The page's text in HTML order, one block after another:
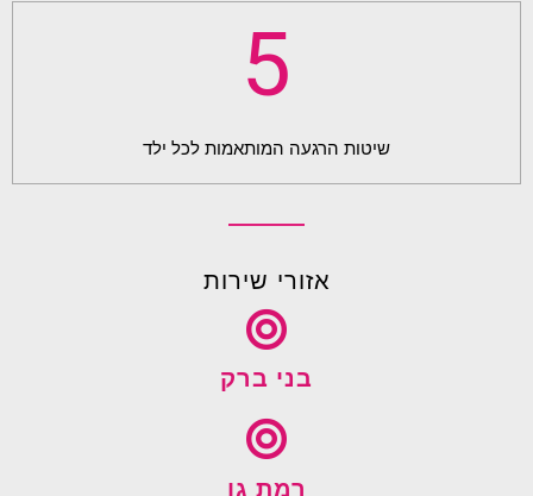
5
שיטות הרגעה המותאמות לכל ילד
אזורי שירות
בני ברק
רמת גן